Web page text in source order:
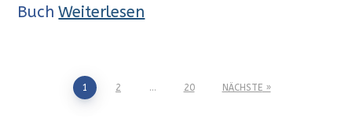
Buch Weiterlesen
Seitennummerierung
1 2 … 20 NÄCHSTE